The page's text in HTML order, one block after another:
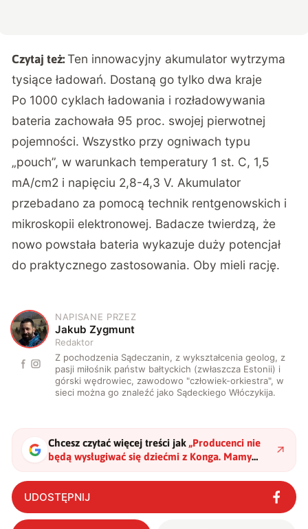
Czytaj też:Ten innowacyjny akumulator wytrzyma
tysiące ładowań. Dostaną go tylko dwa kraje
Po 1000 cyklach ładowania i rozładowywania
bateria zachowała 95 proc. swojej pierwotnej
pojemności. Wszystko przy ogniwach typu
„pouch”, w warunkach temperatury 1 st. C, 1,5
mA/cm2 i napięciu 2,8-4,3 V. Akumulator
przebadano za pomocą technik rentgenowskich i
mikroskopii elektronowej. Badacze twierdzą, że
nowo powstała bateria wykazuje duży potencjał
do praktycznego zastosowania. Oby mieli rację.
J
NAPISANE PRZEZ
Jakub Zygmunt
Redaktor
Z pochodzenia Sądeczanin, z wykształcenia geolog, z
pasji miłośnik państw bałtyckich (zwłaszcza Estonii) i
górski wędrowiec, zawodowo "człowiek-orkiestra", w
sieci można go znaleźć jako Sądeckiego Włóczykija.
Chcesz czytać więcej treści jak „Producenci nie
będą wysługiwać się dziećmi z Konga. Mamy
wreszcie akumulator bez kobaltu"?
UDOSTĘPNIJ